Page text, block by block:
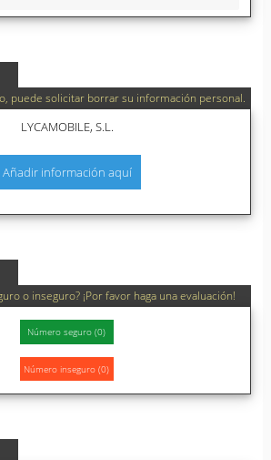
puede solicitar borrar su información personal.
LYCAMOBILE, S.L.
Añadir información aquí
o inseguro? ¡Por favor haga una evaluación!